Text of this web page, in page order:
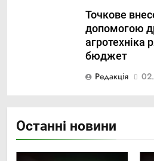
Точкове
допомогою
агротехніка
бюджет
Редакція
Останні новини